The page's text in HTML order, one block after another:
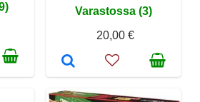
Varastossa (3)
20,00 €